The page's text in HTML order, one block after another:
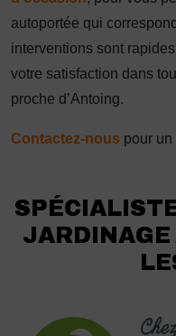
autoportée qui
interventions sont
votre satisfaction dans
proche d’Antoing.
Contactez-nous pour
JARDINAGE